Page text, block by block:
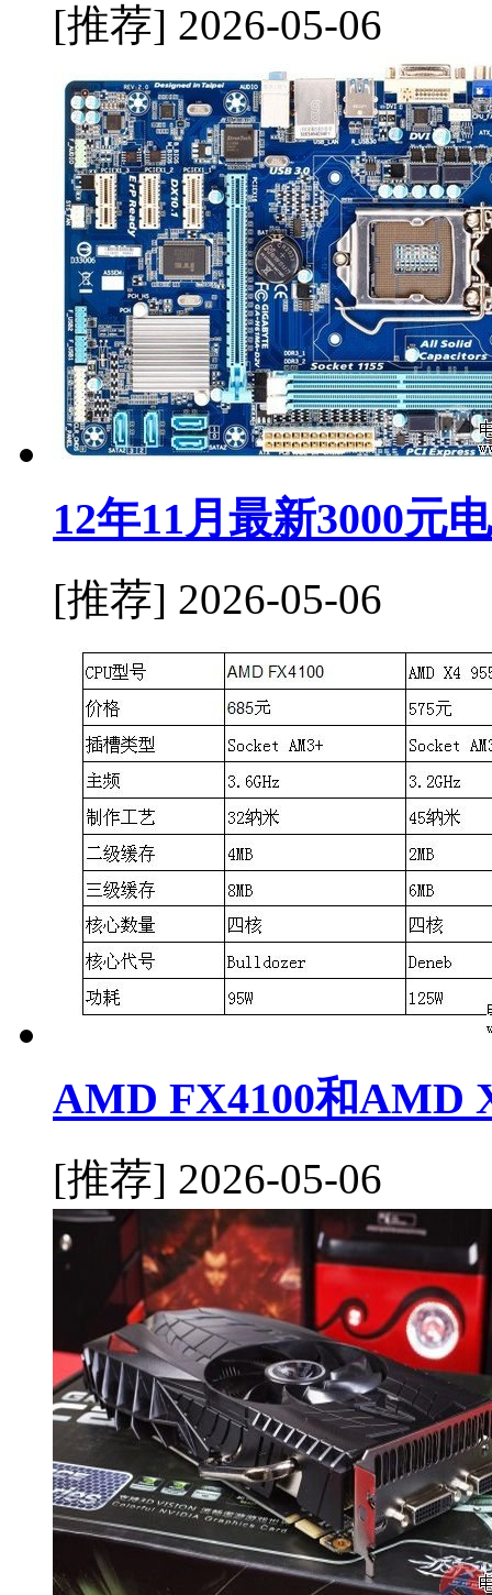
[推荐] 2026-05-06
12年11月最新3000元
[推荐] 2026-05-06
AMD FX4100和AMD
[推荐] 2026-05-06